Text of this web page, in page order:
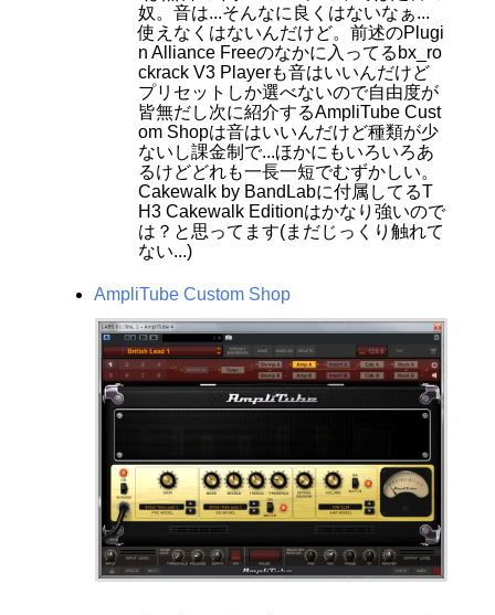
奴。音は...そんなに良くはないなぁ...
使えなくはないんだけど。前述のPlugi
n Alliance Freeのなかに入ってるbx_ro
ckrack V3 Playerも音はいいんだけど
プリセットしか選べないので自由度が
皆無だし次に紹介するAmpliTube Cust
om Shopは音はいいんだけど種類が少
ないし課金制で...ほかにもいろいろあ
るけどどれも一長一短でむずかしい。
Cakewalk by BandLabに付属してるT
H3 Cakewalk Editionはかなり強いので
は？と思ってます(まだじっくり触れて
ない...)
AmpliTube Custom Shop